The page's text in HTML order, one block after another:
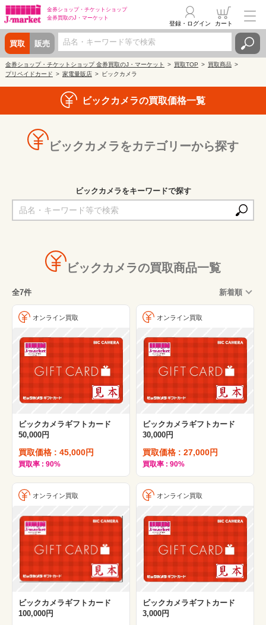
金券ショップ・ チケットショップ
金券買取のJ・マーケット
買取 販売
登録・ログイン カート
金券ショップ・チケットショップ 金券買取のJ・マーケット 買取TOP
買取商品
プリペイドカード
家電量販店 ビックカメラ
ビックカメラの買取価格一覧
ビックカメラをカテゴリーから探す
ビックカメラをキーワードで探す
ビックカメラの買取商品一覧
全7件 新着順
オンライン買取
ビックカメラギフトカード
50,000円
買取価格 : 45,000円
買取率 : 90%
オンライン買取
ビックカメラギフトカード
30,000円
買取価格 : 27,000円
買取率 : 90%
オンライン買取
ビックカメラギフトカード
100,000円
オンライン買取
ビックカメラギフトカード
3,000円